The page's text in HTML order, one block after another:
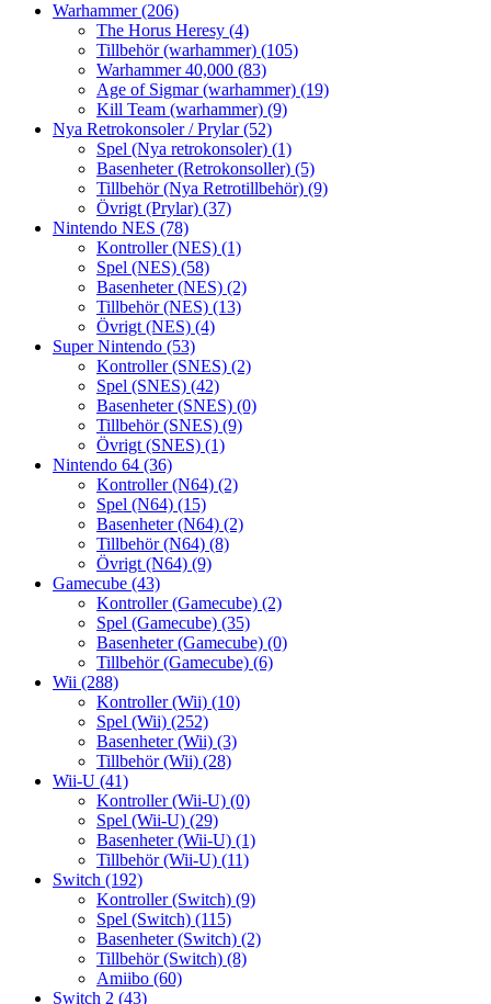
Warhammer(206)
The Horus Heresy (4)
Tillbehör (warhammer) (105)
Warhammer 40,000 (83)
Age of Sigmar (warhammer) (19)
Kill Team (warhammer) (9)
Nya Retrokonsoler / Prylar(52)
Spel (Nya retrokonsoler) (1)
Basenheter (Retrokonsoller) (5)
Tillbehör (Nya Retrotillbehör) (9)
Övrigt (Prylar) (37)
Nintendo NES (78)
Kontroller (NES) (1)
Spel (NES) (58)
Basenheter (NES) (2)
Tillbehör (NES) (13)
Övrigt (NES) (4)
Super Nintendo (53)
Kontroller (SNES) (2)
Spel (SNES) (42)
Basenheter (SNES) (0)
Tillbehör (SNES) (9)
Övrigt (SNES) (1)
Nintendo 64 (36)
Kontroller (N64) (2)
Spel (N64) (15)
Basenheter (N64) (2)
Tillbehör (N64) (8)
Övrigt (N64) (9)
Gamecube (43)
Kontroller (Gamecube) (2)
Spel (Gamecube) (35)
Basenheter (Gamecube) (0)
Tillbehör (Gamecube) (6)
Wii (288)
Kontroller (Wii) (10)
Spel (Wii) (252)
Basenheter (Wii) (3)
Tillbehör (Wii) (28)
Wii-U (41)
Kontroller (Wii-U) (0)
Spel (Wii-U) (29)
Basenheter (Wii-U) (1)
Tillbehör (Wii-U) (11)
Switch (192)
Kontroller (Switch) (9)
Spel (Switch) (115)
Basenheter (Switch) (2)
Tillbehör (Switch) (8)
Amiibo (60)
Switch 2 (43)